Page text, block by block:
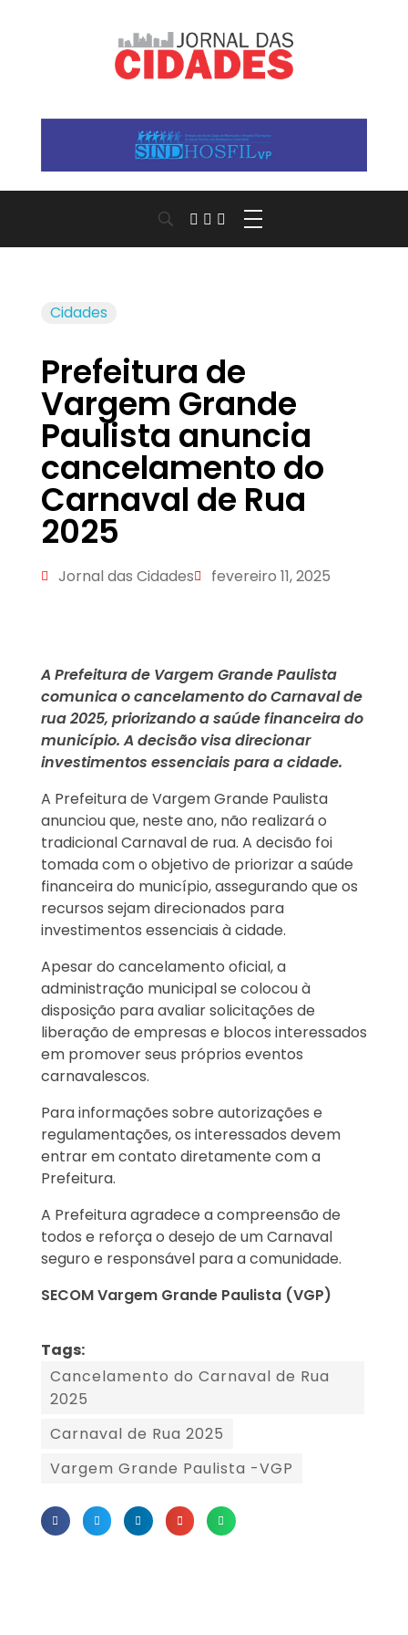
Cidades
Prefeitura de
Vargem Grande
Paulista anuncia
cancelamento do
Carnaval de Rua
2025
Jornal das Cidades fevereiro 11, 2025
A Prefeitura de Vargem Grande Paulista
comunica o cancelamento do Carnaval de
rua 2025, priorizando a saúde financeira do
município. A decisão visa direcionar
investimentos essenciais para a cidade.
A Prefeitura de Vargem Grande Paulista
anunciou que, neste ano, não realizará o
tradicional Carnaval de rua. A decisão foi
tomada com o objetivo de priorizar a saúde
financeira do município, assegurando que os
recursos sejam direcionados para
investimentos essenciais à cidade.
Apesar do cancelamento oficial, a
administração municipal se colocou à
disposição para avaliar solicitações de
liberação de empresas e blocos interessados
em promover seus próprios eventos
carnavalescos.
Para informações sobre autorizações e
regulamentações, os interessados devem
entrar em contato diretamente com a
Prefeitura.
A Prefeitura agradece a compreensão de
todos e reforça o desejo de um Carnaval
seguro e responsável para a comunidade.
SECOM Vargem Grande Paulista (VGP)
Tags:
Cancelamento do Carnaval de Rua
2025
Carnaval de Rua 2025
Vargem Grande Paulista -VGP